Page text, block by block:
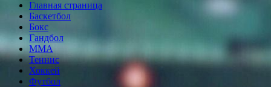
Главная страница
Баскетбол
Бокс
Гандбол
MMA
Теннис
Хоккей
Футбол